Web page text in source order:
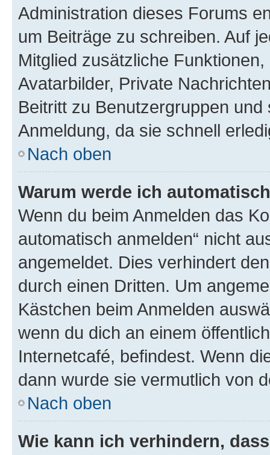
Administration dieses Forums
um Beiträge zu schreiben. Auf
Mitglied zusätzliche
Avatarbilder, Private
Beitritt zu Benutzergruppen
Anmeldung, da sie schnell
Nach oben
Warum werde ich
Wenn du beim Anmelden das
automatisch anmelden“ nicht
angemeldet. Dies verhindert
durch einen Dritten. Um
Kästchen beim Anmelden
wenn du dich an einem
Internetcafé, befindest. Wenn
dann wurde sie vermutlich von
Nach oben
Wie kann ich verhindern,